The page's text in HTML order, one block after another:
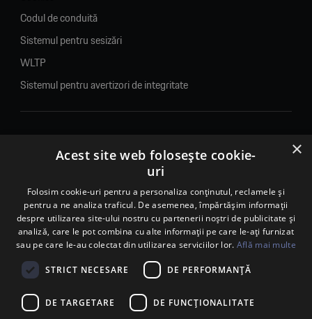
Codul de conduită
Sistemul pentru sesizări
WLTP
Sistemul pentru avertizori de integritate
© 2026. Porsche Inter Auto Romania. Toate drepturile rezervate.
Porsche Inter Auto Romania SRL
RO22188461 J2007002067233
B-dul Pipera, nr. 2, Sala 1, Etaj 2, Voluntari, jud.Ilfov - sediu
social
B-dul Pipera, nr. 1/X, Centrul Porsche București – PCB,
Voluntari, jud. Ilfov – punct de lucru
Calea Lugojului, nr. 136, loc. Ghiroda, jud. Timiș – punct de
×
Acest site web folosește cookie-
uri
Folosim cookie-uri pentru a personaliza conținutul, reclamele și
pentru a ne analiza traficul. De asemenea, împărtășim informații
despre utilizarea site-ului nostru cu partenerii noștri de publicitate și
analiză, care le pot combina cu alte informații pe care le-ați furnizat
sau pe care le-au colectat din utilizarea serviciilor lor. Află mai multe
STRICT NECESARE DE PERFORMANȚĂ
DE TARGETARE DE FUNCŢIONALITATE